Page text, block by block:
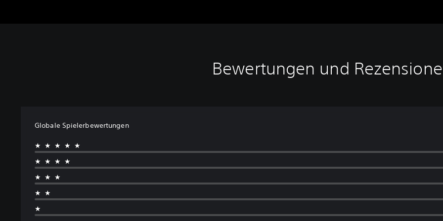
Bewertungen und
Globale Spielerbewertungen
★★★★★
★★★★
★★★
★★
★